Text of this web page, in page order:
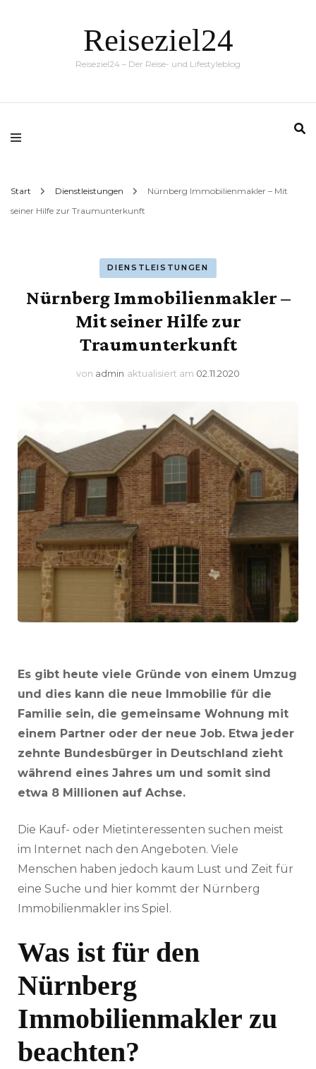
Reiseziel24
Reiseziel24 – Der Reise- und Lifestyleblog
Start Dienstleistungen
Nürnberg Immobilienmakler – Mit
seiner Hilfe zur Traumunterkunft
DIENSTLEISTUNGEN
Nürnberg Immobilienmakler –
Mit seiner Hilfe zur
Traumunterkunft
von admin aktualisiert am 02.11.2020
Es gibt heute viele Gründe von einem Umzug
und dies kann die neue Immobilie für die
Familie sein, die gemeinsame Wohnung mit
einem Partner oder der neue Job. Etwa jeder
zehnte Bundesbürger in Deutschland zieht
während eines Jahres um und somit sind
etwa 8 Millionen auf Achse.
Die Kauf- oder Mietinteressenten suchen meist
im Internet nach den Angeboten. Viele
Menschen haben jedoch kaum Lust und Zeit für
eine Suche und hier kommt der Nürnberg
Immobilienmakler ins Spiel.
Was ist für den
Nürnberg
Immobilienmakler zu
beachten?